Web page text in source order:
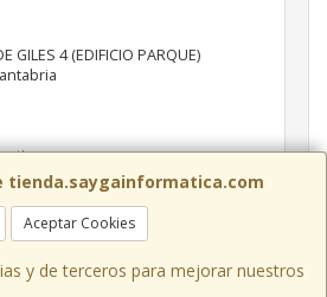
tienda.saygainformatica.com
Aceptar Cookies
y de terceros para mejorar nuestros
GILES 4 (EDIFICIO PARQUE)